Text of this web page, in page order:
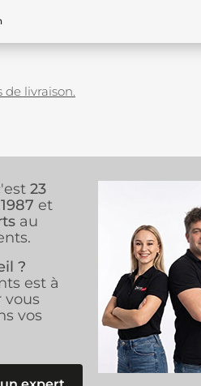
de livraison.
23
et
au
?
est à
vous
vos